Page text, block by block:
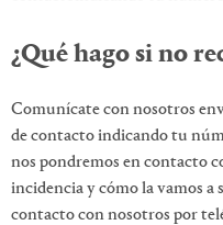
¿Qué hago si no
Comunícate con nosotros
de contacto indicando tu
nos pondremos en contacto
incidencia y cómo la vamos a
contacto con nosotros por